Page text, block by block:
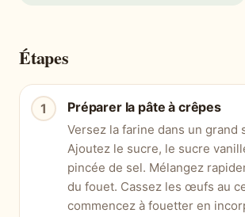
Étapes
Préparer la pâte à crêpes
Versez la farine dans un grand
Ajoutez le sucre, le sucre
pincée de sel. Mélangez
du fouet. Cassez les œufs au
commencez à fouetter en